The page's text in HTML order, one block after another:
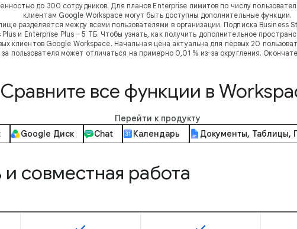
до 300 сотрудников. Для планов Enterprise лимитов по числу
клиентам Google Workspace могут быть доступны дополнительные функции.
разделяется между всеми пользователями в организации. Подписка Business
и Enterprise Plus – 5 ТБ. Чтобы узнать, как получить дополнительное
клиентов Google Workspace. Начальная цена актуальна для первых 20
пользователя может отличаться на примерно 0,01 % из-за округления.
Сравните все функции в
Перейти к продукту
Google Диск Chat Календарь Документы, Таблицы,
совместная работа